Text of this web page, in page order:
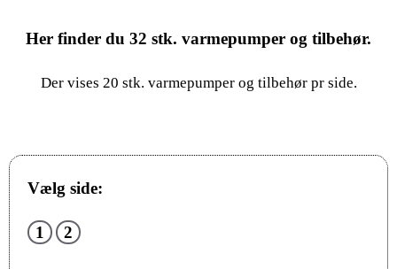
Her finder du 32 stk. varmepumper og tilbehør.
Der vises 20 stk. varmepumper og tilbehør pr side.
Vælg side:
1 2